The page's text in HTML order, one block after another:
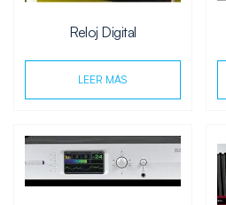
Reloj Digital
LEER MÁS